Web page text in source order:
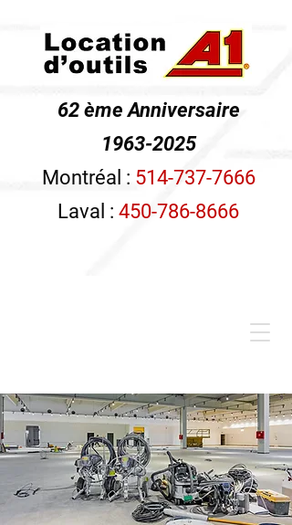
62 ème Anniversaire
1963-2025
Montréal : 514-737-7666
Laval : 450-786-8666